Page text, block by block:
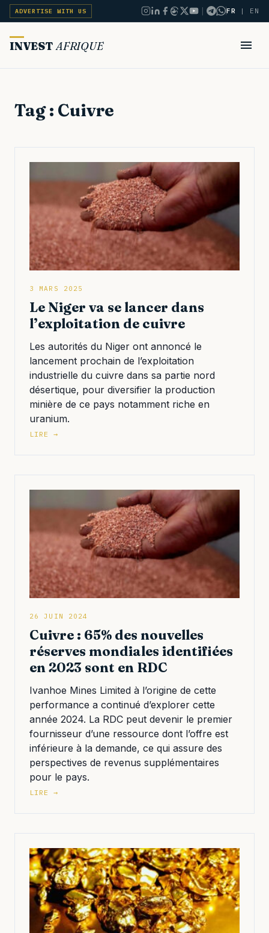
ADVERTISE WITH US | FR | EN
INVEST AFRIQUE
Tag : Cuivre
3 MARS 2025
Le Niger va se lancer dans
l’exploitation de cuivre
Les autorités du Niger ont annoncé le
lancement prochain de l’exploitation
industrielle du cuivre dans sa partie nord
désertique, pour diversifier la production
minière de ce pays notamment riche en
uranium.
LIRE →
26 JUIN 2024
Cuivre : 65% des nouvelles
réserves mondiales identifiées
en 2023 sont en RDC
Ivanhoe Mines Limited à l’origine de cette
performance a continué d’explorer cette
année 2024. La RDC peut devenir le premier
fournisseur d’une ressource dont l’offre est
inférieure à la demande, ce qui assure des
perspectives de revenus supplémentaires
pour le pays.
LIRE →